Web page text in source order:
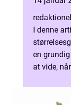
redaktionel
I denne
en
at vide,